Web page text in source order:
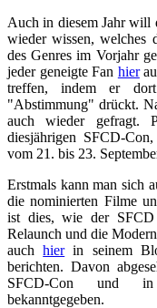
Auch in diesem Jahr will
wieder wissen, welches
des Genres im Vorjahr
jeder geneigte Fan hier
treffen, indem er
"Abstimmung" drückt.
auch wieder gefragt.
diesjährigen SFCD-
vom 21. bis 23.
Erstmals kann man sich
die nominierten Filme
ist dies, wie der
Relaunch und die
auchhierin seinem
berichten. Davon
SFCD-Con und in
bekanntgegeben.